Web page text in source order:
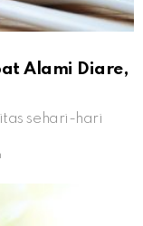
Alami Diare,
sehari-hari